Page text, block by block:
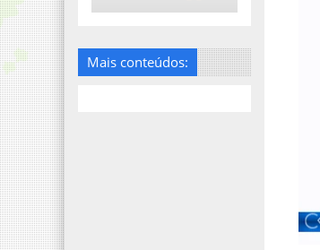
Mais conteúdos: